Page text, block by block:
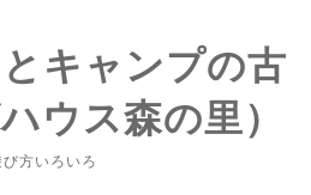
キャンプの古
ウス森の里）
び方いろいろ